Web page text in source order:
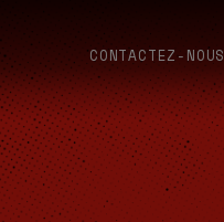
CONTACTEZ-NOUS